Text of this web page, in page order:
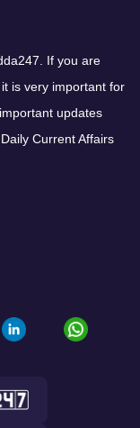
If you are
is very important for
updates
Current Affairs